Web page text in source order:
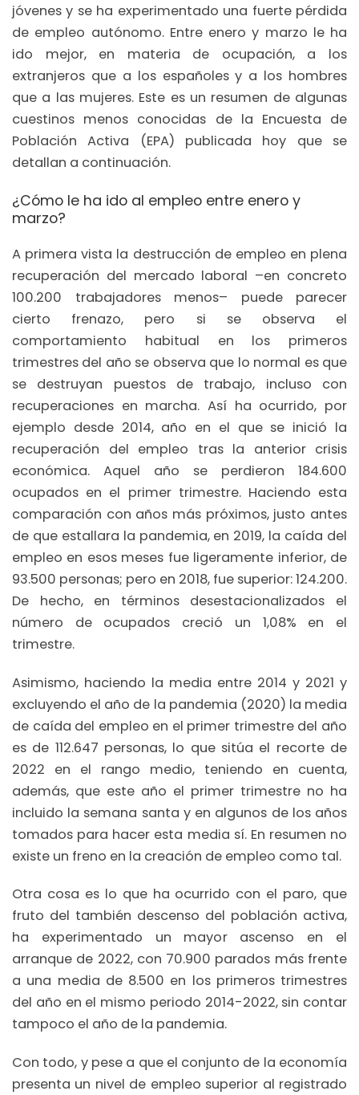
jóvenes y se ha experimentado una fuerte pérdida
de empleo autónomo. Entre enero y marzo le ha
ido mejor, en materia de ocupación, a los
extranjeros que a los españoles y a los hombres
que a las mujeres. Este es un resumen de algunas
cuestinos menos conocidas de la Encuesta de
Población Activa (EPA) publicada hoy que se
detallan a continuación.
¿Cómo le ha ido al empleo entre enero y
marzo?
A primera vista la destrucción de empleo en plena
recuperación del mercado laboral –en concreto
100.200 trabajadores menos– puede parecer
cierto frenazo, pero si se observa el
comportamiento habitual en los primeros
trimestres del año se observa que lo normal es que
se destruyan puestos de trabajo, incluso con
recuperaciones en marcha. Así ha ocurrido, por
ejemplo desde 2014, año en el que se inició la
recuperación del empleo tras la anterior crisis
económica. Aquel año se perdieron 184.600
ocupados en el primer trimestre. Haciendo esta
comparación con años más próximos, justo antes
de que estallara la pandemia, en 2019, la caída del
empleo en esos meses fue ligeramente inferior, de
93.500 personas; pero en 2018, fue superior: 124.200.
De hecho, en términos desestacionalizados el
número de ocupados creció un 1,08% en el
trimestre.
Asimismo, haciendo la media entre 2014 y 2021 y
excluyendo el año de la pandemia (2020) la media
de caída del empleo en el primer trimestre del año
es de 112.647 personas, lo que sitúa el recorte de
2022 en el rango medio, teniendo en cuenta,
además, que este año el primer trimestre no ha
incluido la semana santa y en algunos de los años
tomados para hacer esta media sí. En resumen no
existe un freno en la creación de empleo como tal.
Otra cosa es lo que ha ocurrido con el paro, que
fruto del también descenso del población activa,
ha experimentado un mayor ascenso en el
arranque de 2022, con 70.900 parados más frente
a una media de 8.500 en los primeros trimestres
del año en el mismo periodo 2014-2022, sin contar
tampoco el año de la pandemia.
Con todo, y pese a que el conjunto de la economía
presenta un nivel de empleo superior al registrado